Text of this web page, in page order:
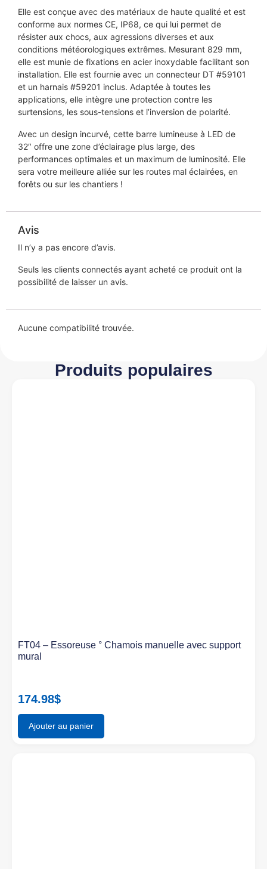
Elle est conçue avec des matériaux de haute qualité et est
conforme aux normes CE, IP68, ce qui lui permet de
résister aux chocs, aux agressions diverses et aux
conditions météorologiques extrêmes. Mesurant 829 mm,
elle est munie de fixations en acier inoxydable facilitant son
installation. Elle est fournie avec un connecteur DT #59101
et un harnais #59201 inclus. Adaptée à toutes les
applications, elle intègre une protection contre les
surtensions, les sous-tensions et l’inversion de polarité.
Avec un design incurvé, cette barre lumineuse à LED de
32″ offre une zone d’éclairage plus large, des
performances optimales et un maximum de luminosité. Elle
sera votre meilleure alliée sur les routes mal éclairées, en
forêts ou sur les chantiers !
Avis
Il n’y a pas encore d’avis.
Seuls les clients connectés ayant acheté ce produit ont la
possibilité de laisser un avis.
Aucune compatibilité trouvée.
Produits populaires
FT04 – Essoreuse ° Chamois manuelle avec support
mural
174.98$
Ajouter au panier